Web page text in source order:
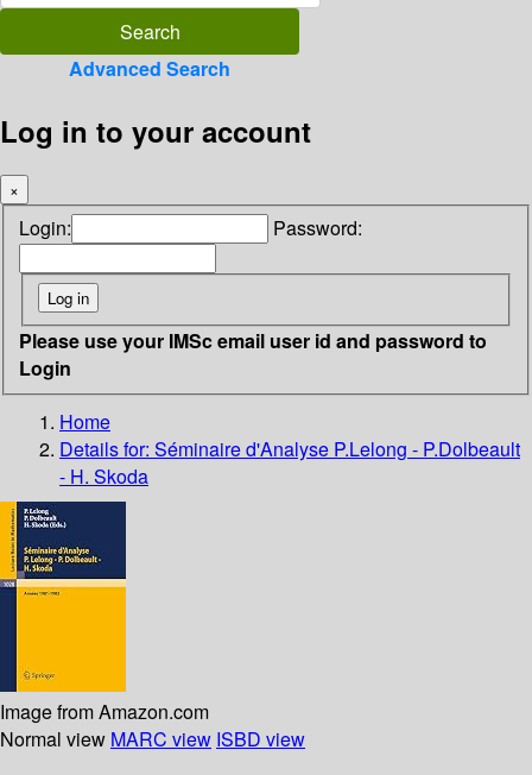
Advanced Search
Log in to your account
×
Login: Password:
Please use your IMSc email user id and password to
Login
Home
Details for: Séminaire d'Analyse P.Lelong - P.Dolbeault
- H. Skoda
Image from Amazon.com
Normal view MARC view ISBD view